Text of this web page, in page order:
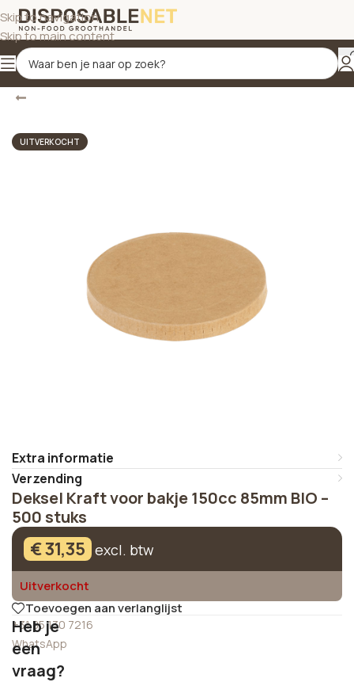
Skip to navigation
Skip to main content
Terug Home/Saus- en amusebakjes
UITVERKOCHT
Extra informatie
Verzending
Deksel Kraft voor bakje 150cc 85mm BIO –
500 stuks
€31,35 excl. btw
Uitverkocht
Toevoegen aan verlanglijst
+31 85 130 7216
WhatsApp
Heb je
een
vraag?